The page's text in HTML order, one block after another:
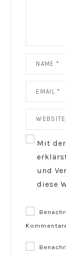
Mit
und
diese